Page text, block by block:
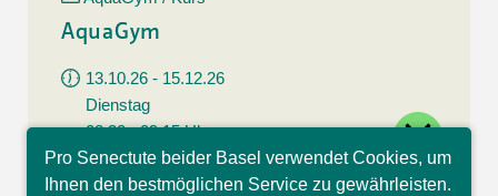
AquaGym
13.10.26 - 15.12.26
Dienstag
08:30 - 09:15 Uhr
Kapellenstrasse 17, Basel
Pro Senectute beider Basel verwendet Cookies, um
Ihnen den bestmöglichen Service zu gewährleisten.
Hallo, ich bin Sophia und
close